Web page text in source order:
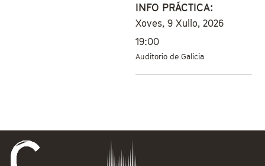
INFO PRÁCTICA:
Xoves, 9 Xullo, 2026
19:00
Auditorio de Galicia